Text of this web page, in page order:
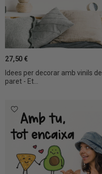
Idees per decorar amb vinils de
paret - Et...
27,50 €